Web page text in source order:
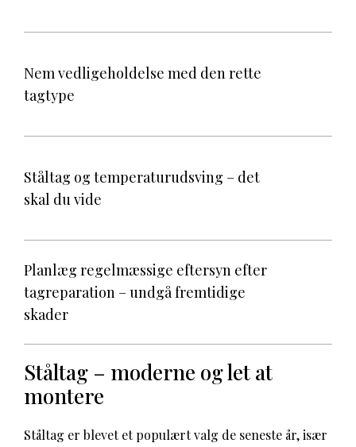
Nem vedligeholdelse med den rette
tagtype
Ståltag og temperaturudsving – det
skal du vide
Planlæg regelmæssige eftersyn efter
tagreparation – undgå fremtidige
skader
Ståltag – moderne og let at
montere
Ståltag er blevet et populært valg de seneste år, især